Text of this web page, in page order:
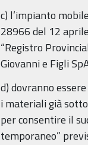
c) l’impianto
28966 del 12
“Registro
Giovanni e Figli
d) dovranno
i materiali già
per consentire il
temporaneo”